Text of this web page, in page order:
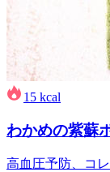
15 kcal
わかめの紫蘇
高血圧予防、コ